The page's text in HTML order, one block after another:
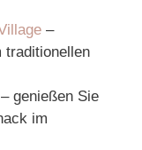
–
traditionellen
– genießen Sie
im